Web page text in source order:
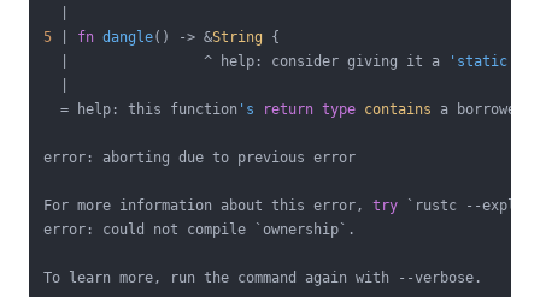
5
fn dangle() -> &String {
  |                ^ help: consider giving it a
'static
  = help: this function
's return type contains a
error: aborting due to previous error
For more information about this error, try `rustc --explain
error: could not compile `ownership`.
To learn more, run the command again with --verbose.